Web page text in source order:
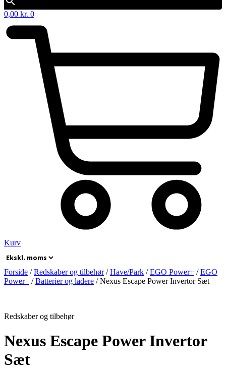
0,00 kr. 0
Kurv
Forside /Redskaber og tilbehør/Have/Park /EGO Power+ /EGO
Power+ /Batterier og ladere / Nexus Escape Power Invertor Sæt
Redskaber og tilbehør
Nexus Escape Power Invertor
Sæt